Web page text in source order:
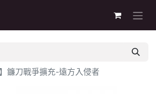
】鐮刀戰爭擴充-遠方入侵者